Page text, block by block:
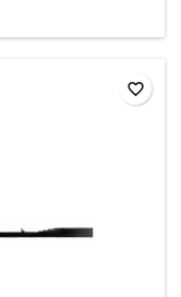
favorite_border